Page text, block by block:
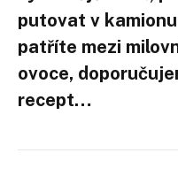
putovat v
patříte mezi
ovoce,
recept…